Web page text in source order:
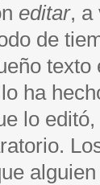
editar, a
de
texto
ha
lo